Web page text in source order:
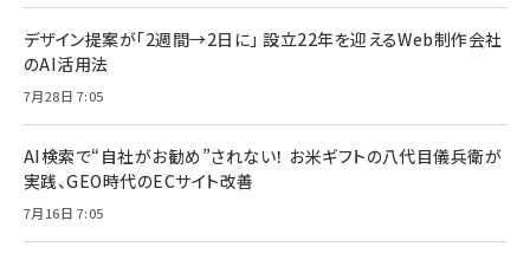
デザイン提案が「2週間→2日に」 設立22年を迎えるWeb制作会社
のAI活用法
7月28日 7:05
AI検索で“自社がお勧め”されない！ お米ギフトの八代目儀兵衛が
実践、GEO時代のECサイト改善
7月16日 7:05